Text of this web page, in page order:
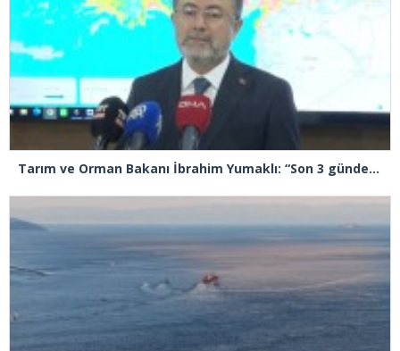
Tarım ve Orman Bakanı İbrahim Yumaklı: “Son 3 günde 260 yangına müdahale ettik, 258’i kontrol altına aldık”